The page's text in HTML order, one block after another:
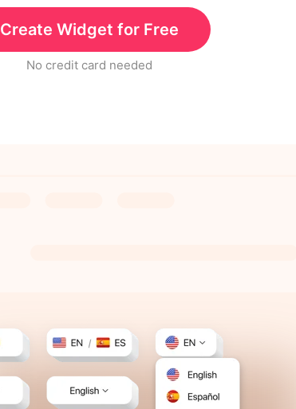
Create Widget for Free
No credit card needed